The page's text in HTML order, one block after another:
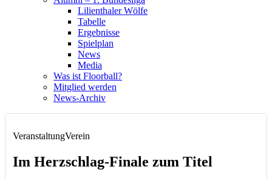
Lilienthaler Wölfe
Tabelle
Ergebnisse
Spielplan
News
Media
Was ist Floorball?
Mitglied werden
News-Archiv
VeranstaltungVerein
Im Herzschlag-Finale zum Titel